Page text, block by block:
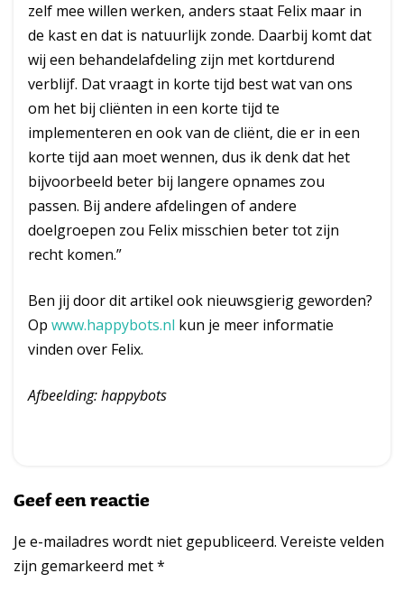
zelf mee willen werken, anders staat Felix maar in
de kast en dat is natuurlijk zonde. Daarbij komt dat
wij een behandelafdeling zijn met kortdurend
verblijf. Dat vraagt in korte tijd best wat van ons
om het bij cliënten in een korte tijd te
implementeren en ook van de cliënt, die er in een
korte tijd aan moet wennen, dus ik denk dat het
bijvoorbeeld beter bij langere opnames zou
passen. Bij andere afdelingen of andere
doelgroepen zou Felix misschien beter tot zijn
recht komen.”
Ben jij door dit artikel ook nieuwsgierig geworden?
Op www.happybots.nl kun je meer informatie
vinden over Felix.
Afbeelding: happybots
Geef een reactie
Je e-mailadres wordt niet gepubliceerd. Vereiste velden
zijn gemarkeerd met*